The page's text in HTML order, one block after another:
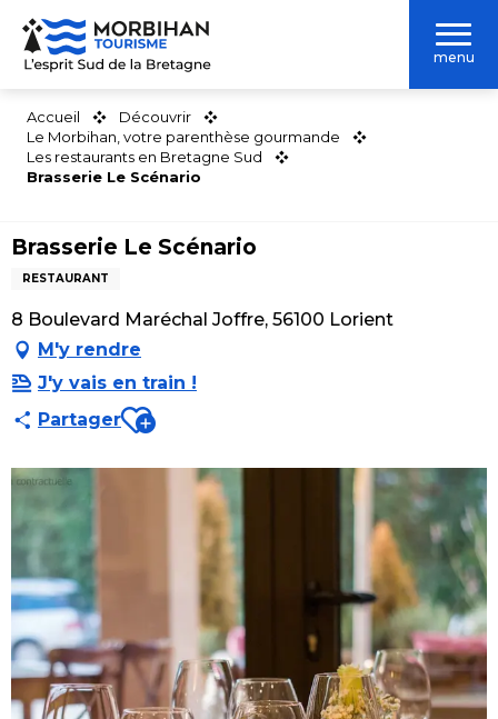
Aller
contenu
menu
Accueil
Découvrir
Le Morbihan, votre parenthèse gourmande
Les restaurants en Bretagne Sud
Brasserie Le Scénario
Brasserie Le Scénario
RESTAURANT
8 Boulevard Maréchal Joffre, 56100 Lorient
M'y rendre
J'y vais en train !
PartagerAjouter aux favoris